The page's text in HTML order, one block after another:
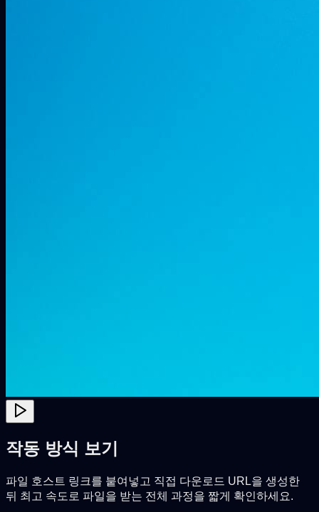
작동 방식 보기
파일 호스트 링크를 붙여넣고 직접 다운로드 URL을 생성한
뒤 최고 속도로 파일을 받는 전체 과정을 짧게 확인하세요.